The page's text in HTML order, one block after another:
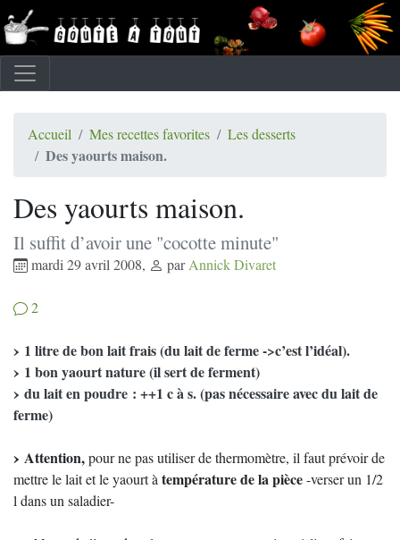
Accueil Mes recettes favorites Les desserts
Des yaourts maison.
Des yaourts maison.
Il suffit d’avoir une "cocotte minute"
mardi 29 avril 2008, parAnnick Divaret
2
1 litre de bon lait frais (du lait de ferme ->c’est l’idéal).
1 bon yaourt nature (il sert de ferment)
du lait en poudre : ++1 c à s. (pas nécessaire avec du lait de
ferme)
Attention,pour ne pas utiliser de thermomètre, il faut prévoir de
mettre le lait et le yaourt àtempérature de la pièce-verser un 1/2
l dans un saladier-